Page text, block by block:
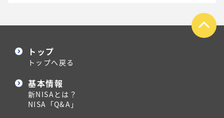
トップ
トップへ戻る
基本情報
新NISAとは？
NISA「Q&A」